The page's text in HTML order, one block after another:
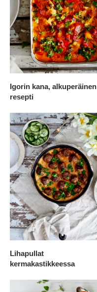
Igorin kana, alkuperäinen
resepti
Lihapullat
kermakastikkeessa